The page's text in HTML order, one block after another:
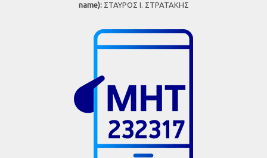
name):ΣΤΑΥΡΟΣ Ι. ΣΤΡΑΤΑΚΗΣ